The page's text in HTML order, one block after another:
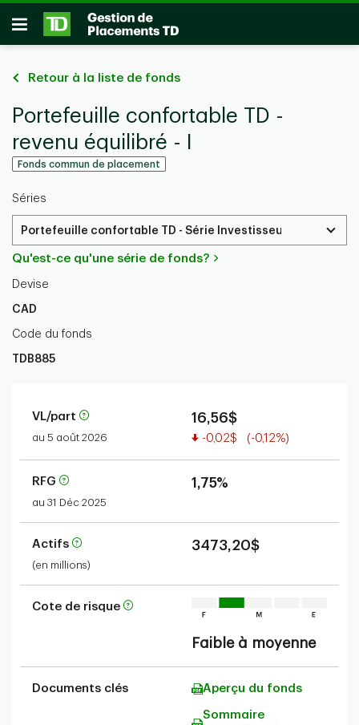
Passer au contenu principal
Ouvrir
Retour à la liste de fonds
Portefeuille confortable TD -
revenu équilibré - I
Fonds commun de placement
Séries
Portefeuille confortable TD - Série Investisseurs
Qu'est-ce qu'une série de fonds?
Devise
CAD
Code du fonds
TDB885
VL/part
au 5 août 2026
16,56$
Valeur réduite
-0,02$ (-0,12%)
RFG
au 31 Déc 2025
1,75%
Actifs
(en millions)
3473,20$
Cote de risque
Faible à moyenne
Documents clés Aperçu du fonds
Sommaire